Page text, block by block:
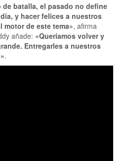
de batalla, el pasado no define
y hacer felices a nuestros
de este tema», afirma
añade: «Queríamos volver y
Entregarles a nuestros
.